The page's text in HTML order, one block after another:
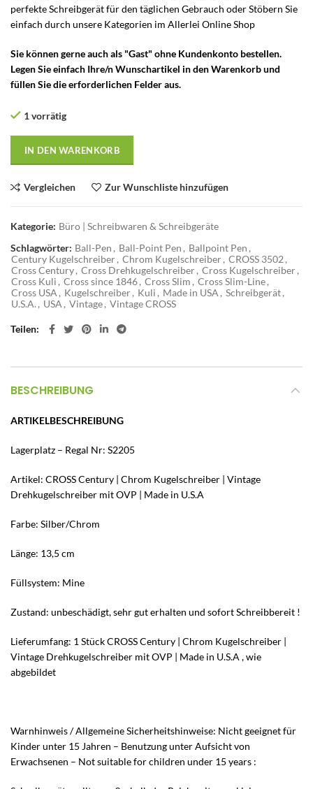
perfekte Schreibgerät für den täglichen Gebrauch oder Stöbern Sie
einfach durch unsere Kategorien im Allerlei Online Shop
Sie können gerne auch als "Gast" ohne Kundenkonto bestellen.
Legen Sie einfach Ihre/n Wunschartikel in den Warenkorb und
füllen Sie die erforderlichen Felder aus.
1 vorrätig
IN DEN WARENKORB
Vergleichen Zur Wunschliste hinzufügen
Kategorie: Büro | Schreibwaren & Schreibgeräte
Schlagwörter: Ball-Pen , Ball-Point Pen , Ballpoint Pen ,
Century Kugelschreiber, Chrom Kugelschreiber, CROSS 3502 ,
Cross Century, Cross Drehkugelschreiber, Cross Kugelschreiber,
Cross Kuli , Cross since 1846, Cross Slim , Cross Slim-Line,
Cross USA , Kugelschreiber, Kuli , Made in USA , Schreibgerät,
U.S.A. , USA , Vintage, Vintage CROSS
Teilen
BESCHREIBUNG
ARTIKELBESCHREIBUNG
Lagerplatz – Regal Nr: S2205
Artikel: CROSS Century | Chrom Kugelschreiber | Vintage
Drehkugelschreiber mit OVP | Made in U.S.A
Farbe: Silber/Chrom
Länge: 13,5 cm
Füllsystem: Mine
Zustand: unbeschädigt, sehr gut erhalten und sofort Schreibbereit !
Lieferumfang: 1 Stück CROSS Century | Chrom Kugelschreiber |
Vintage Drehkugelschreiber mit OVP | Made in U.S.A , wie
abgebildet
Warnhinweis / Allgemeine Sicherheitshinweise: Nicht geeignet für
Kinder unter 15 Jahren – Benutzung unter Aufsicht von
Erwachsenen – Not suitable for children under 15 years :